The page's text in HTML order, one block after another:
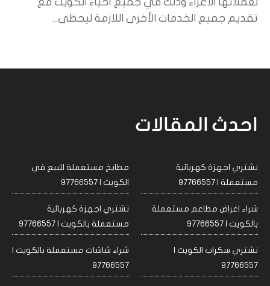
تقديم جميع الخدمات الأخرى اللازمة ليحظى...
احدث المقالات
نشتري اجهزة كهربائية
مستعملة | 97766557
مطابخ مستعملة للبيع في
الكويت | 97766557
شراء اغراض مطاعم مستعملة
بالكويت | 97766557
نشتري اجهزة كهربائية
مستعملة بالكويت | 97766557
نشتري سكراب الكويت |
97766557
شراء شاشات مستعملة بالكويت |
97766557